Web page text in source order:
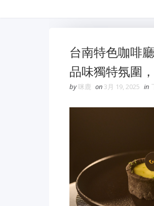
台南特色咖啡
品味獨特氛圍
by咪鹿 on 3月 19, 2025 in